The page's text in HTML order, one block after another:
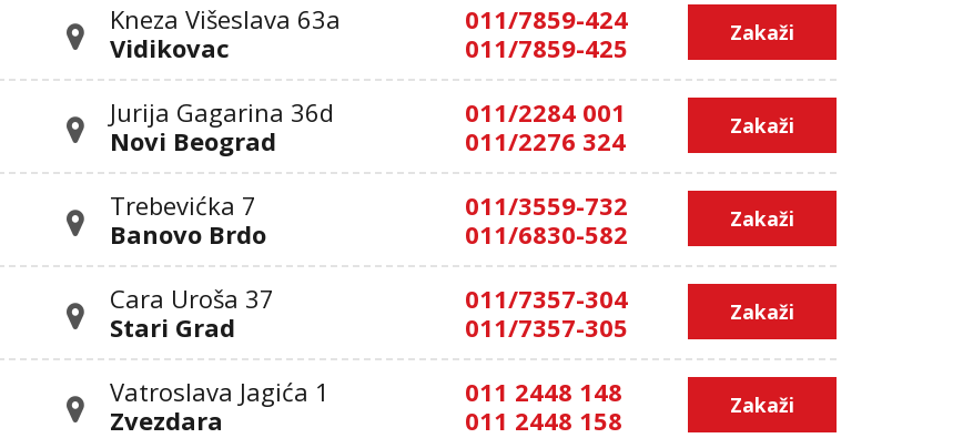
Kneza Višeslava 63a
Vidikovac
011/7859-424
011/7859-425
Zakaži
Jurija Gagarina 36d
Novi Beograd
011/2284 001
011/2276 324
Zakaži
Trebevićka 7
Banovo Brdo
011/3559-732
011/6830-582
Zakaži
Cara Uroša 37
Stari Grad
011/7357-304
011/7357-305
Zakaži
Vatroslava Jagića 1
Zvezdara
011 2448 148
011 2448 158
Zakaži